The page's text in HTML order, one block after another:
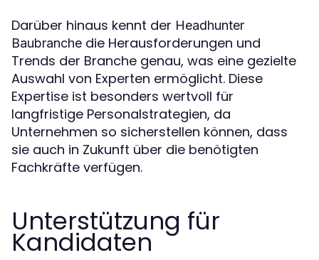
Darüber hinaus kennt der Headhunter
Baubranche die Herausforderungen und
Trends der Branche genau, was eine gezielte
Auswahl von Experten ermöglicht. Diese
Expertise ist besonders wertvoll für
langfristige Personalstrategien, da
Unternehmen so sicherstellen können, dass
sie auch in Zukunft über die benötigten
Fachkräfte verfügen.
Unterstützung für
Kandidaten